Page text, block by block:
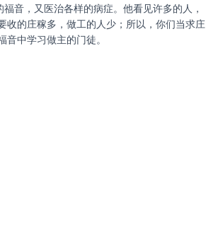
音，又医治各样的病症。他看见许多的人，
收的庄稼多，做工的人少；所以，你们当求庄
中学习做主的门徒。